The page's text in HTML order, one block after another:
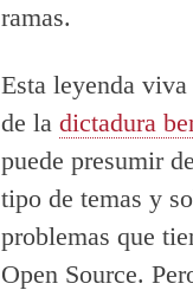
ramas.
Esta leyenda
de la dictadura
puede presumir
tipo de temas y
problemas que
Open Source.